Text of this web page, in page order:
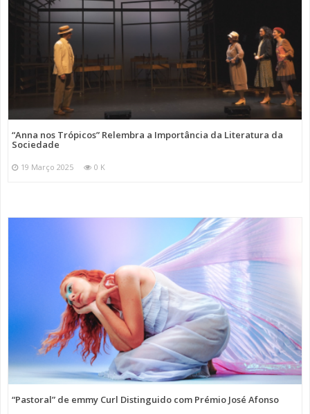
“Anna nos Trópicos” Relembra a Importância da Literatura da
Sociedade
19 Março 2025 0 K
“Pastoral” de emmy Curl Distinguido com Prémio José Afonso